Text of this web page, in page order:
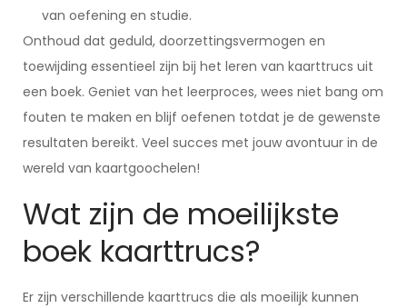
van oefening en studie.
Onthoud dat geduld, doorzettingsvermogen en
toewijding essentieel zijn bij het leren van kaarttrucs uit
een boek. Geniet van het leerproces, wees niet bang om
fouten te maken en blijf oefenen totdat je de gewenste
resultaten bereikt. Veel succes met jouw avontuur in de
wereld van kaartgoochelen!
Wat zijn de moeilijkste
boek kaarttrucs?
Er zijn verschillende kaarttrucs die als moeilijk kunnen